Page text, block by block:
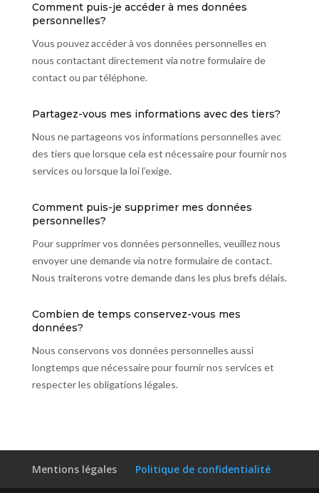
Comment puis-je accéder à mes données
personnelles?
Vous pouvez accéder à vos données personnelles en
nous contactant directement via notre formulaire de
contact ou par téléphone.
Partagez-vous mes informations avec des tiers?
Nous ne partageons vos informations personnelles avec
des tiers que lorsque cela est nécessaire pour fournir nos
services ou lorsque la loi l’exige.
Comment puis-je supprimer mes données
personnelles?
Pour supprimer vos données personnelles, veuillez nous
envoyer une demande via notre formulaire de contact.
Nous traiterons votre demande dans les plus brefs délais.
Combien de temps conservez-vous mes
données?
Nous conservons vos données personnelles aussi
longtemps que nécessaire pour fournir nos services et
respecter les obligations légales.
Mentions légales Politique de confidentialité